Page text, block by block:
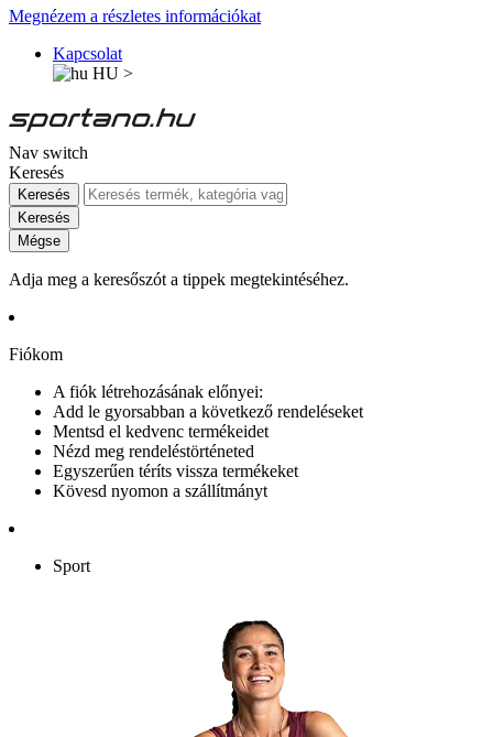
Megnézem a részletes információkat
Kapcsolat
HU >
Nav switch
Keresés
Keresés
Keresés
Mégse
Adja meg a keresőszót a tippek megtekintéséhez.
Fiókom
A fiók létrehozásának előnyei:
Add le gyorsabban a következő rendeléseket
Mentsd el kedvenc termékeidet
Nézd meg rendeléstörténeted
Egyszerűen téríts vissza termékeket
Kövesd nyomon a szállítmányt
Sport